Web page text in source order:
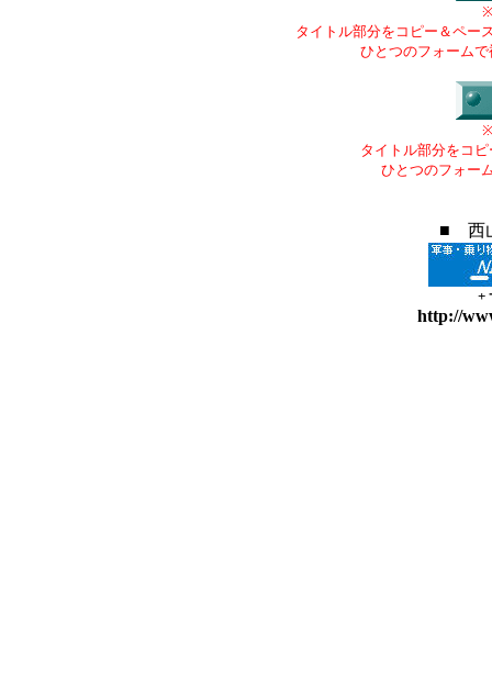
タイトル部分をコピー＆ペー
ひとつのフォーム
タイトル部分をコ
ひとつのフォー
■ 西
+
http://